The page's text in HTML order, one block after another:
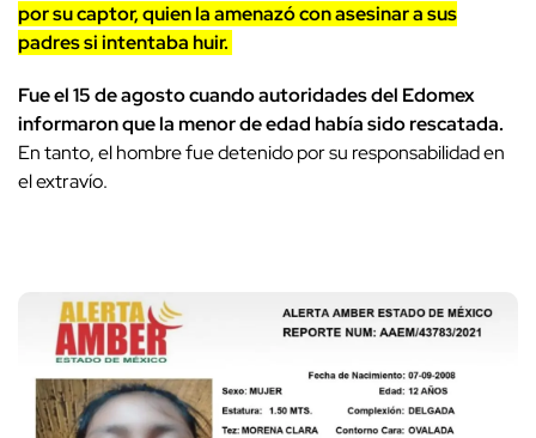
por su captor, quien la amenazó con asesinar a sus
padres si intentaba huir.
Fue el 15 de agosto cuando autoridades del Edomex
informaron que la menor de edad había sido rescatada.
En tanto, el hombre fue detenido por su responsabilidad en
el extravío.